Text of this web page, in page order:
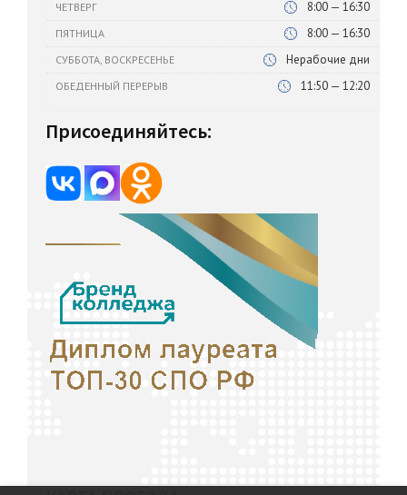
ЧЕТВЕРГ 8:00 — 16:30
ПЯТНИЦА 8:00 — 16:30
СУББОТА, ВОСКРЕСЕНЬЕ Нерабочие дни
ОБЕДЕННЫЙ ПЕРЕРЫВ 11:50 — 12:20
Присоединяйтесь: